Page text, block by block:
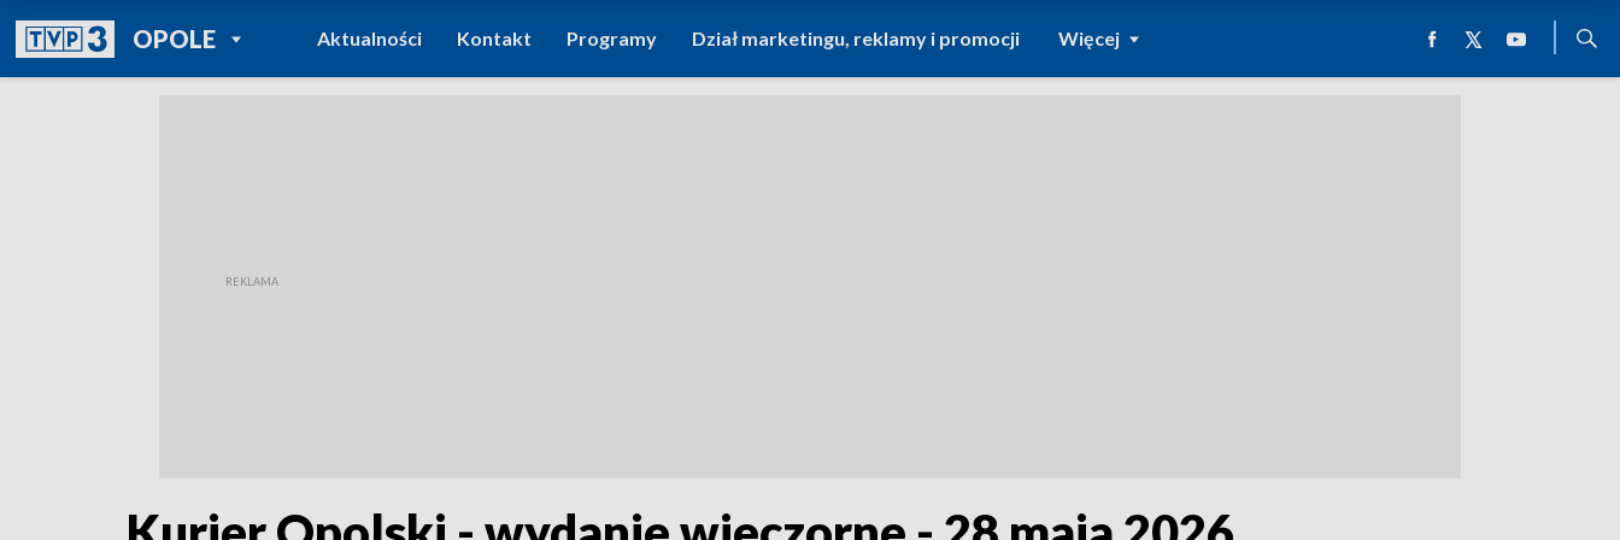
OPOLEPOWRÓT DO
TVP REGIONY
Aktualności Kontakt Programy Dział marketingu, reklamy i promocji Więcej